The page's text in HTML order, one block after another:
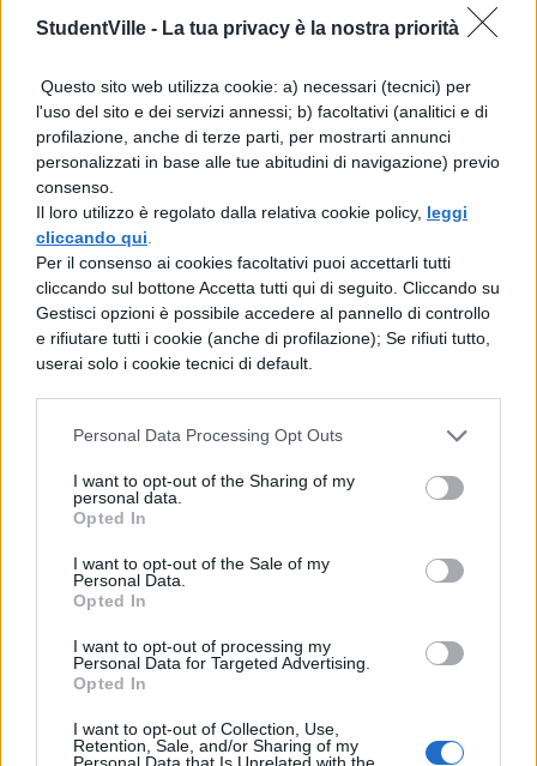
StudentVille - La tua privacy è la nostra priorità
Questo sito web utilizza cookie: a) necessari (tecnici) per
l'uso del sito e dei servizi annessi; b) facoltativi (analitici e di
profilazione, anche di terze parti, per mostrarti annunci
personalizzati in base alle tue abitudini di navigazione) previo
consenso.
Il loro utilizzo è regolato dalla relativa cookie policy, leggi
cliccando qui
Per il consenso ai cookies facoltativi puoi accettarli tutti
cliccando sul bottone Accetta tutti qui di seguito. Cliccando su
Gestisci opzioni è possibile accedere al pannello di controllo
e rifiutare tutti i cookie (anche di profilazione); Se rifiuti tutto,
userai solo i cookie tecnici di default.
Personal Data Processing Opt Outs
I want to opt-out of the Sharing of my
personal data.
Opted In
I want to opt-out of the Sale of my
Personal Data.
Opted In
I want to opt-out of processing my
Personal Data for Targeted Advertising.
Opted In
I want to opt-out of Collection, Use,
Retention, Sale, and/or Sharing of my
Personal Data that Is Unrelated with the
Fortunatamente, le indagini hanno portato
L’uomo, un 57enne di Arezzo, avrebbe
subito consegnato il pennello con il quale
aveva scritto gli insulti verso la donna agli
agenti. E dire che l’uomo ha preferito
imputare la bocciatura del figlio alla
professoressa quando la materia insegnata
da quest’ultima non era che una delle tre
nelle quali lo studente aveva ottenuto delle
insufficienze nell’anno scolastico di
riferimento, il 2018/19.
Il ragazzo, a giugno di quell’anno avrebbe
dovuto recuperare
probabilmente non ha avuto così tanta
voglia di studiare per farlo, e difatti il suo
anno scolastico si è concluso con una bella
bocciatura. Il padre, però, anziché
prendersela con lui, ha preferito riversare
tutto il suo astio nei confronti della prof.